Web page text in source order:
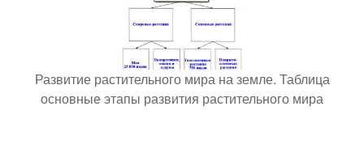
Развитие растительного мира на земле. Таблица
основные этапы развития растительного мира